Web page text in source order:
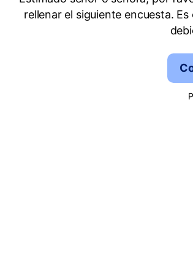
rellenar el siguiente encuesta.